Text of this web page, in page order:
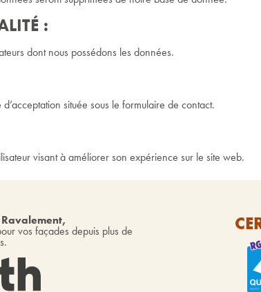
:
dont nous possédons les données.
située sous le formulaire de contact.
visant à améliorer son expérience sur le site web.
vos façades depuis plus de